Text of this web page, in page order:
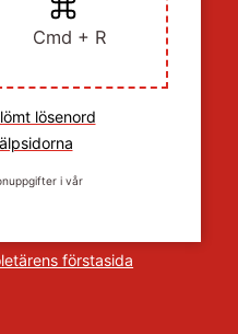
Cmd + R
lösenord
i vår
förstasida